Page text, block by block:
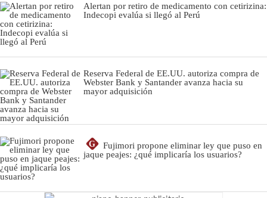
Alertan por retiro de medicamento con cetirizina:
Indecopi evalúa si llegó al Perú
Reserva Federal de EE.UU. autoriza compra de
Webster Bank y Santander avanza hacia su
mayor adquisición
G
Fujimori propone eliminar ley que puso en
jaque peajes: ¿qué implicaría los usuarios?